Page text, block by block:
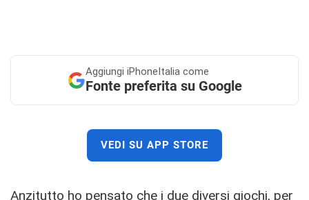
Aggiungi iPhoneItalia come
Fonte preferita su Google
VEDI SU APP STORE
Anzitutto ho pensato che i due diversi giochi, per